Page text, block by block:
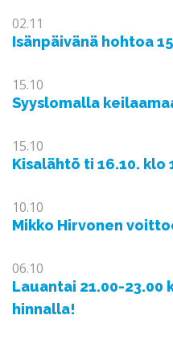
02.11
Isänpäivänä hohtoa
15.10
Syyslomalla
15.10
Kisalähtö ti 16.10. klo
10.10
Mikko Hirvonen
06.10
Lauantai 21.00-23.00
hinnalla!